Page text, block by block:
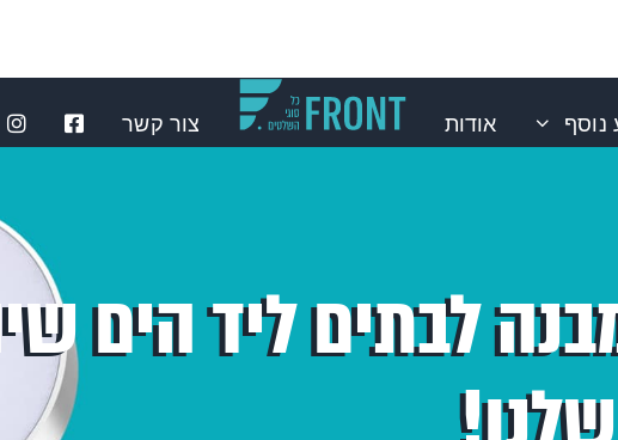
נוסף אודות צור קשר
לבתים ליד הים